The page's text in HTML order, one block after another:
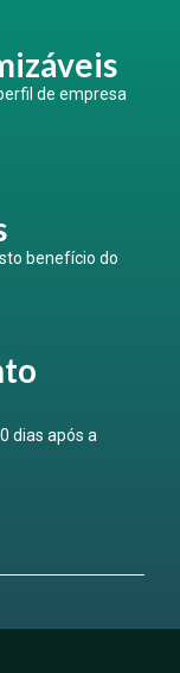
de empresa
benefício do
dias após a